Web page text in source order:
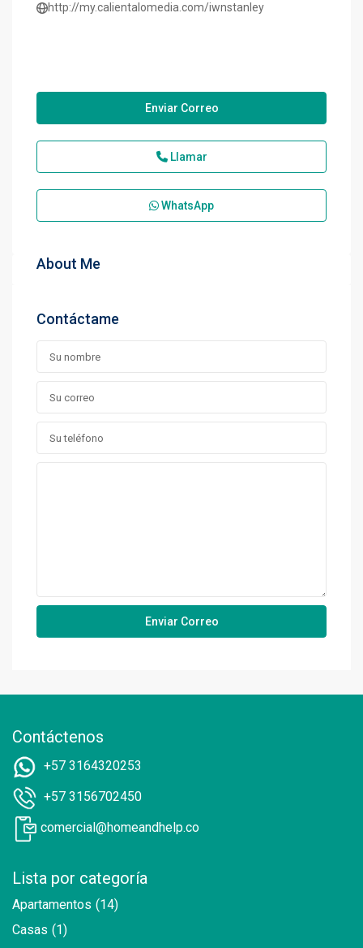
http://my.calientalomedia.com/iwnstanley
Enviar Correo
Llamar
WhatsApp
About Me
Contáctame
Contáctenos
+57 3164320253
+57 3156702450
comercial@homeandhelp.co
Lista por categoría
Apartamentos (14)
Casas (1)